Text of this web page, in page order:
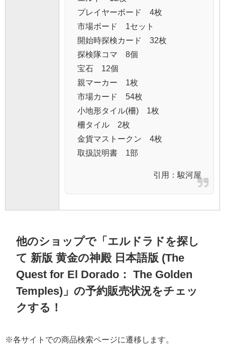
プレイヤーボード 4枚
市場ボード 1セット
開始時探検カード 32枚
探検隊コマ 8個
宝石 12個
親マーカー 1枚
市場カード 54枚
小地形タイル(柵) 1枚
柵タイル 2枚
金貨マストークン 4枚
取扱説明書 1部
引用： 駿河屋
他のショップで「エルドラドを探し
て 新版 黄金の神殿 日本語版 (The
Quest for El Dorado： The Golden
Temples)」の予約販売状況をチェッ
クする！
※各サイトでの商品検索ページに遷移します。